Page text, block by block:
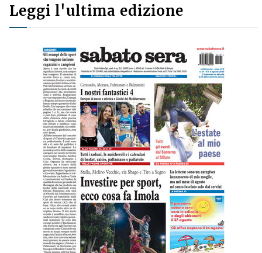
Leggi l'ultima edizione